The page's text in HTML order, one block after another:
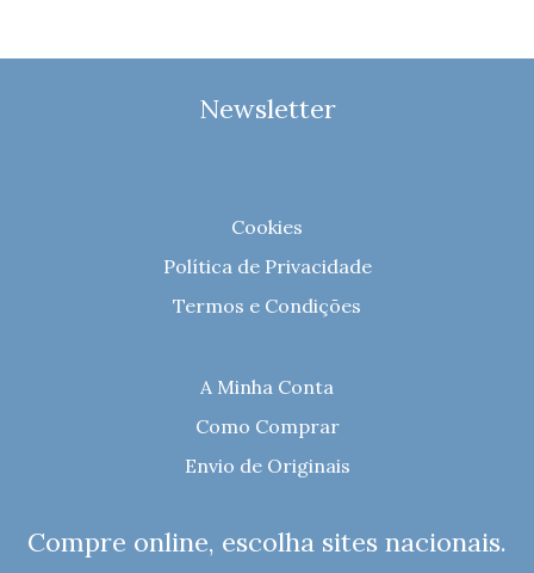
Newsletter
Cookies
Política de Privacidade
Termos e Condições
A Minha Conta
Como Comprar
Envio de Originais
Compre online, escolha sites nacionais.